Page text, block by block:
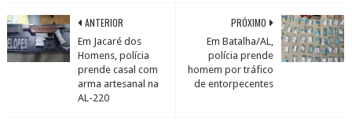
PRÓXIMO
Em Batalha/AL,
polícia prende
homem por tráfico
de entorpecentes
ANTERIOR
Em Jacaré dos
Homens, polícia
prende casal com
arma artesanal na
AL-220